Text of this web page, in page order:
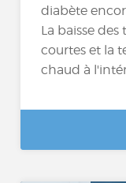
diabète
La baisse
courtes et la
chaud à